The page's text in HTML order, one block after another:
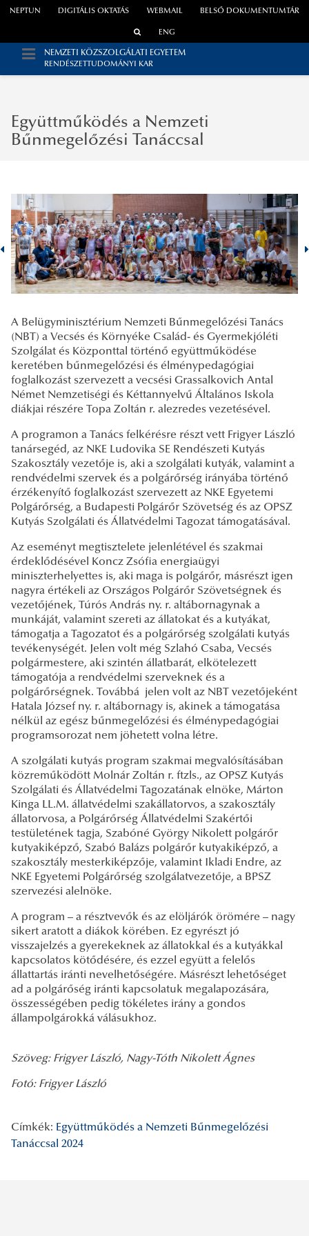
WEBMAIL
NEPTUN DIGITÁLIS OKTATÁS BELSŐ DOKUMENTUMTÁR
ENG
NEMZETI KÖZSZOLGÁLATI EGYETEM
RENDÉSZETTUDOMÁNYI KAR
Együttműködés a Nemzeti
Bűnmegelőzési Tanáccsal
A Belügyminisztérium Nemzeti Bűnmegelőzési Tanács
(NBT) a Vecsés és Környéke Család- és Gyermekjóléti
Szolgálat és Központtal történő együttműködése
keretében bűnmegelőzési és élménypedagógiai
foglalkozást szervezett a vecsési Grassalkovich Antal
Német Nemzetiségi és Kéttannyelvű Általános Iskola
diákjai részére Topa Zoltán r. alezredes vezetésével.
A programon a Tanács felkérésre részt vett Frigyer László
tanársegéd, az NKE Ludovika SE Rendészeti Kutyás
Szakosztály vezetője is, aki a szolgálati kutyák, valamint a
rendvédelmi szervek és a polgárőrség irányába történő
érzékenyítő foglalkozást szervezett az NKE Egyetemi
Polgárőrség, a Budapesti Polgárőr Szövetség és az OPSZ
Kutyás Szolgálati és Állatvédelmi Tagozat támogatásával.
Az eseményt megtisztelete jelenlétével és szakmai
érdeklődésével Koncz Zsófia energiaügyi
miniszterhelyettes is, aki maga is polgárőr, másrészt igen
nagyra értékeli az Országos Polgárőr Szövetségnek és
vezetőjének, Túrós András ny. r. altábornagynak a
munkáját, valamint szereti az állatokat és a kutyákat,
támogatja a Tagozatot és a polgárőrség szolgálati kutyás
tevékenységét. Jelen volt még Szlahó Csaba, Vecsés
polgármestere, aki szintén állatbarát, elkötelezett
támogatója a rendvédelmi szerveknek és a
polgárőrségnek. Továbbá jelen volt az NBT vezetőjeként
Hatala József ny. r. altábornagy is, akinek a támogatása
nélkül az egész bűnmegelőzési és élménypedagógiai
programsorozat nem jöhetett volna létre.
A szolgálati kutyás program szakmai megvalósításában
közreműködött Molnár Zoltán r. ftzls., az OPSZ Kutyás
Szolgálati és Állatvédelmi Tagozatának elnöke, Márton
Kinga LL.M. állatvédelmi szakállatorvos, a szakosztály
állatorvosa, a Polgárőrség Állatvédelmi Szakértői
testületének tagja, Szabóné György Nikolett polgárőr
kutyakiképző, Szabó Balázs polgárőr kutyakiképző, a
szakosztály mesterkiképzője, valamint Ikladi Endre, az
NKE Egyetemi Polgárőrség szolgálatvezetője, a BPSZ
szervezési alelnöke.
A program – a résztvevők és az elöljárók örömére – nagy
sikert aratott a diákok körében. Ez egyrészt jó
visszajelzés a gyerekeknek az állatokkal és a kutyákkal
kapcsolatos kötődésére, és ezzel együtt a felelős
állattartás iránti nevelhetőségére. Másrészt lehetőséget
ad a polgárőség iránti kapcsolatuk megalapozására,
összességében pedig tökéletes irány a gondos
állampolgárokká válásukhoz.
Szöveg: Frigyer László, Nagy-Tóth Nikolett Ágnes
Fotó: Frigyer László
Címkék: Együttműködés a Nemzeti Bűnmegelőzési
Tanáccsal 2024